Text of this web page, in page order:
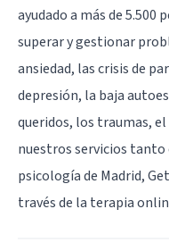
ayudado a más de 5.500
superar y gestionar
ansiedad, las crisis de
depresión, la baja
queridos, los traumas, el
nuestros servicios tanto
psicología de Madrid,
través de la terapia